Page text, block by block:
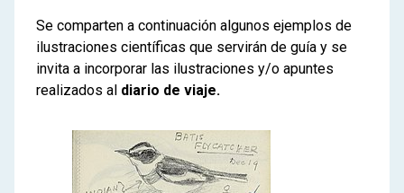
Se comparten a continuación algunos ejemplos de
ilustraciones científicas que servirán de guía y se
invita a incorporar las ilustraciones y/o apuntes
realizados al diario de viaje.